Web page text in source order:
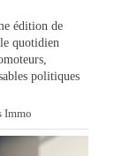
édition de
quotidien
politiques
Immo